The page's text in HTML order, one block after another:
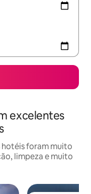
excelentes
hotéis foram muito
limpeza e muito